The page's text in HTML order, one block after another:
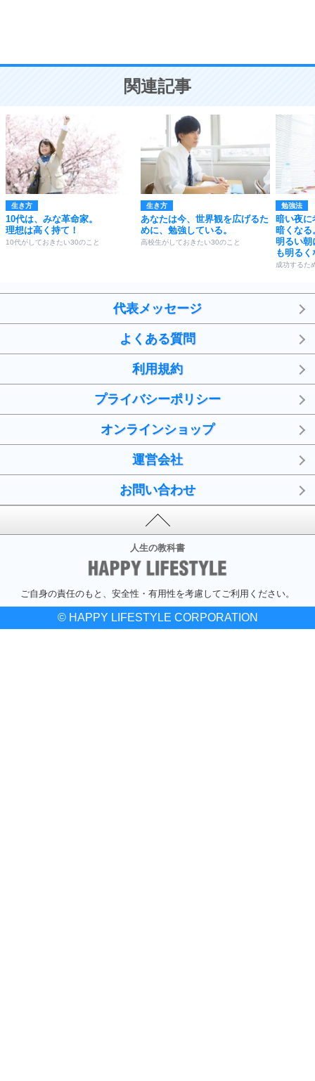
ことが大切。
関連記事
生き方
10代は、みな革命家。
理想は高く持て！
10代がしておきたい30のこと
生き方
あなたは今、世界観を広げるた
めに、勉強している。
高校生がしておきたい30のこと
勉強法
暗い夜に
暗くなる
明るい朝
も明るく
成功するた
代表メッセージ
よくある質問
利用規約
プライバシーポリシー
オンラインショップ
運営会社
お問い合わせ
人生の教科書
ご自身の責任のもと、安全性・有用性を考慮してご利用ください。
© HAPPY LIFESTYLE CORPORATION